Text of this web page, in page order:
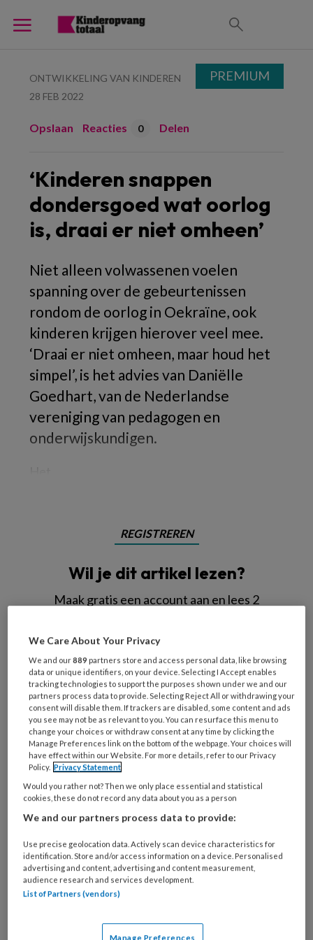
ONTWIKKELING VAN KINDEREN
28 FEB 2022
Opslaan Reacties 0 Delen
‘Kinderen snappen
dondersgoed wat oorlog
is, draai er niet omheen’
Niet alleen volwassenen voelen
spanning over de gebeurtenissen
rondom de oorlog in Oekraïne, ook
kinderen krijgen hierover veel mee.
‘Draai er niet omheen, maar houd het
simpel’, is het advies van Daniëlle
Goedhart, van de Nederlandse
vereniging van pedagogen en
onderwijskundigen.
REGISTREREN
Wil je dit artikel lezen?
Maak gratis een account aan en lees 2
Wat
is
je
e-
mailadres?
* *
Kies
je
wachtwoord* *
Kies
je
functie
Bij
welke
organisatie
Ontvang 2x per week de
PREMIUM
We Care About Your Privacy
We and our889 partners store and access personal data, like browsing
data or unique identifiers, on your device. Selecting I Accept enables
tracking technologies to support the purposes shown under we and our
partners process data to provide. Selecting Reject All or withdrawing your
consent will disable them. If trackers are disabled, some content and ads
you see may not be as relevant to you. You can resurface this menu to
change your choices or withdraw consent at any time by clicking the
Manage Preferences link on the bottom of the webpage. Your choices will
have effect within our Website. For more details, refer to our Privacy
Policy. Privacy Statement
Would you rather not? Then we only place essential and statistical
cookies, these do not record any data about you as a person
We and our partners process data to provide:
Use precise geolocation data. Actively scan device characteristics for
identification. Store and/or access information on a device. Personalised
advertising and content, advertising and content measurement,
audience research and services development.
List of Partners (vendors)
Manage Preferences